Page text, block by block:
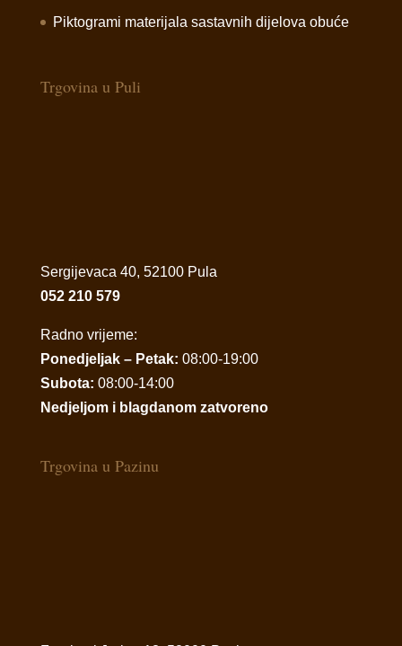
Piktogrami materijala sastavnih dijelova obuće
Trgovina u Puli
Sergijevaca 40, 52100 Pula
052 210 579
Radno vrijeme:
Ponedjeljak – Petak: 08:00-19:00
Subota: 08:00-14:00
Nedjeljom i blagdanom zatvoreno
Trgovina u Pazinu